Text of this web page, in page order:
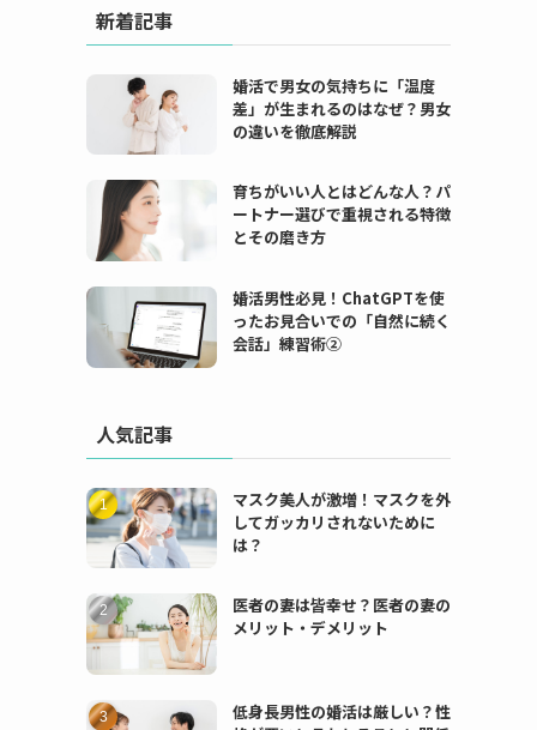
新着記事
婚活で男女の気持ちに「温度
差」が生まれるのはなぜ？男女
の違いを徹底解説
育ちがいい人とはどんな人？パ
ートナー選びで重視される特徴
とその磨き方
婚活男性必見！ChatGPTを使
ったお見合いでの「自然に続く
会話」練習術②
人気記事
マスク美人が激増！マスクを外
してガッカリされないために
は？
医者の妻は皆幸せ？医者の妻の
メリット・デメリット
低身長男性の婚活は厳しい？性